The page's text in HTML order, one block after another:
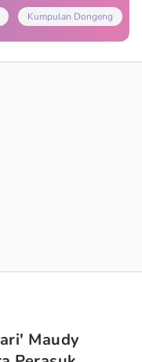
Kumpulan Dongeng
Maudy